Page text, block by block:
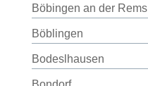
Böbingen an der Rems
Böblingen
Bodeslhausen